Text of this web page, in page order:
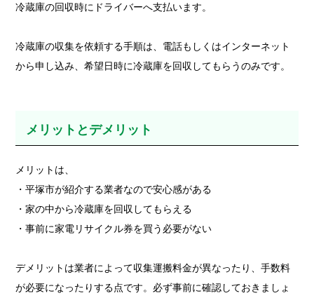
冷蔵庫の回収時にドライバーへ支払います。
冷蔵庫の収集を依頼する手順は、電話もしくはインターネット
から申し込み、希望日時に冷蔵庫を回収してもらうのみです。
メリットとデメリット
メリットは、
・平塚市が紹介する業者なので安心感がある
・家の中から冷蔵庫を回収してもらえる
・事前に家電リサイクル券を買う必要がない
デメリットは業者によって収集運搬料金が異なったり、手数料
が必要になったりする点です。必ず事前に確認しておきましょ